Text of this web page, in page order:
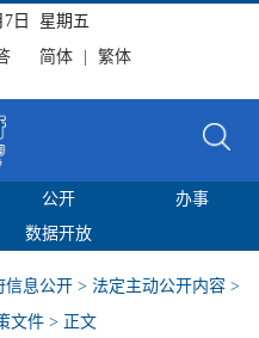
7日 星期五
简体 繁体
公开
办事
数据开放
信息公开 > 法定主动公开内容 >
文件 > 正文